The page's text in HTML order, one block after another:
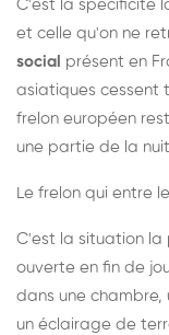
C'est la spécificité
et celle qu'on ne
social présent en
asiatiques cessent
frelon européen
une partie de la
Le frelon qui entre
C'est la situation la
ouverte en fin de
dans une chambre,
un éclairage de